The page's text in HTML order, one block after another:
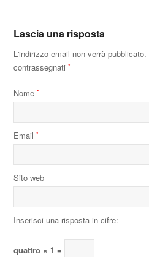
Lascia una risposta
L'indirizzo email non verrà pubblicato.
contrassegnati*
Nome*
Email*
Sito web
Inserisci una risposta in cifre:
quattro × 1 =